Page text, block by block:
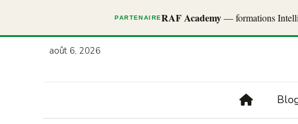
PARTENAIRERAF Academy— formations
août 6, 2026